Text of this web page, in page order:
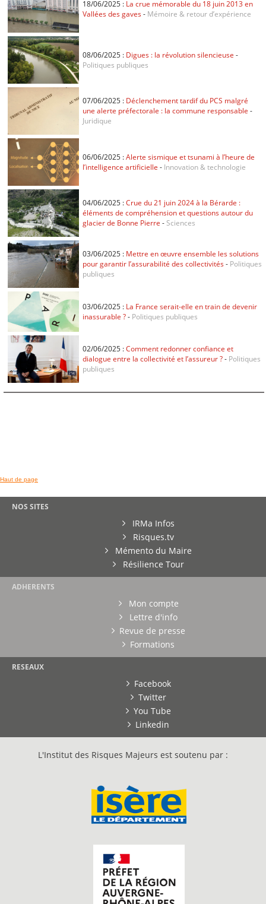
18/06/2025 : La crue mémorable du 18 juin 2013 en
Vallées des gaves- Mémoire & retour d’expérience
08/06/2025 : Digues : la révolution silencieuse -
Politiques publiques
07/06/2025 : Déclenchement tardif du PCS malgré
une alerte préfectorale : la commune responsable -
Juridique
06/06/2025 :Alerte sismique et tsunami à l’heure de
l’intelligence artificielle - Innovation & technologie
04/06/2025 :Crue du 21 juin 2024 à la Bérarde :
éléments de compréhension et questions autour du
glacier de Bonne Pierre - Sciences
03/06/2025 : Mettre en œuvre ensemble les solutions
pour garantir l’assurabilité des collectivités- Politiques
publiques
03/06/2025 : La France serait-elle en train de devenir
inassurable ?- Politiques publiques
02/06/2025 :Comment redonner confiance et
dialogue entre la collectivité et l’assureur ?- Politiques
publiques
Haut de page
NOS SITES
IRMa Infos
Risques.tv
Mémento du Maire
Résilience Tour
ADHERENTS
Mon compte
Lettre d'info
Revue de presse
Formations
RESEAUX
Facebook
Twitter
You Tube
Linkedin
L'Institut des Risques Majeurs est soutenu par :